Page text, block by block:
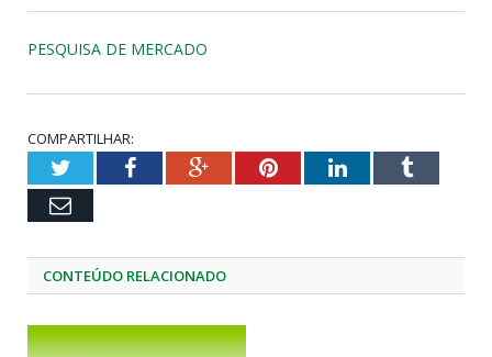
PESQUISA DE MERCADO
COMPARTILHAR:
TwitterFacebookGoogle+PinterestLinkedInTumblr
Email
CONTEÚDO RELACIONADO